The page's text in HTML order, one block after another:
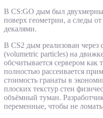
В CS:GO дым был
поверх геометрии, а следы
декалями.
В CS2 дым реализован через
(volumetric particles) на
обсчитывается сервером
полностью рассеивается
стоимость гранаты в
плоских текстур стен
объёмный туман.
переменные, чтобы не ломать